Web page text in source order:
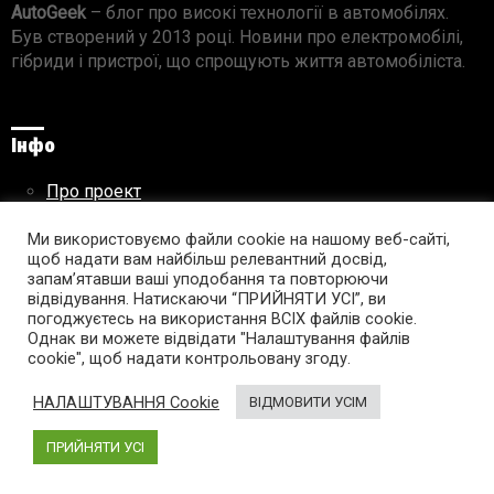
AutoGeek– блог про високі технології в автомобілях.
Був створений у 2013 році. Новини про електромобілі,
гібриди і пристрої, що спрощують життя автомобіліста.
Інфо
Про проект
Правила використання матеріалів
Підпишись на AutoGeek!
facebooktwitter instagramyoutube tumblr linkedin
Ми використовуємо файли cookie на нашому веб-сайті,
щоб надати вам найбільш релевантний досвід,
запам’ятавши ваші уподобання та повторюючи
відвідування. Натискаючи “ПРИЙНЯТИ УСІ”, ви
погоджуєтесь на використання ВСІХ файлів cookie.
Однак ви можете відвідати "Налаштування файлів
cookie", щоб надати контрольовану згоду.
НАЛАШТУВАННЯ Cookie ВІДМОВИТИ УСІМ
ПРИЙНЯТИ УСІ